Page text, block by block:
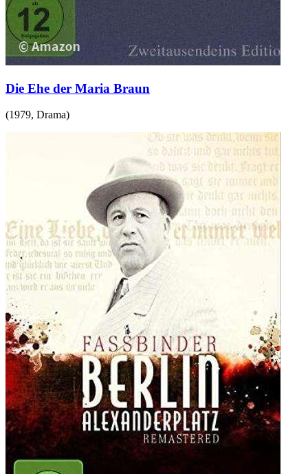
Die Ehe der Maria Braun
(1979, Drama)